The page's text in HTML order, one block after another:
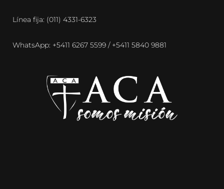
Línea fija: (011) 4331-6323
WhatsApp: +5411 6267 5599 / +5411 5840 9881